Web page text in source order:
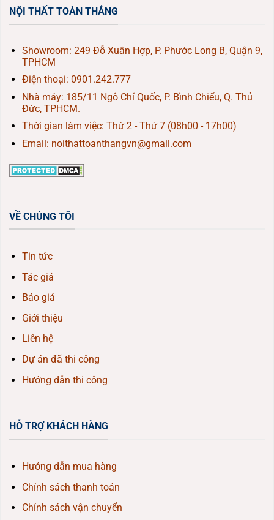
NỘI THẤT TOÀN THẮNG
Showroom: 249 Đỗ Xuân Hợp, P. Phước Long B, Quận 9,
TPHCM
Điện thoại: 0901.242.777
Nhà máy: 185/11 Ngô Chí Quốc, P. Bình Chiểu, Q. Thủ
Đức, TPHCM.
Thời gian làm việc: Thứ 2 - Thứ 7 (08h00 - 17h00)
Email: noithattoanthangvn@gmail.com
VỀ CHÚNG TÔI
Tin tức
Tác giả
Báo giá
Giới thiệu
Liên hệ
Dự án đã thi công
Hướng dẫn thi công
HỖ TRỢ KHÁCH HÀNG
Hướng dẫn mua hàng
Chính sách thanh toán
Chính sách vận chuyển